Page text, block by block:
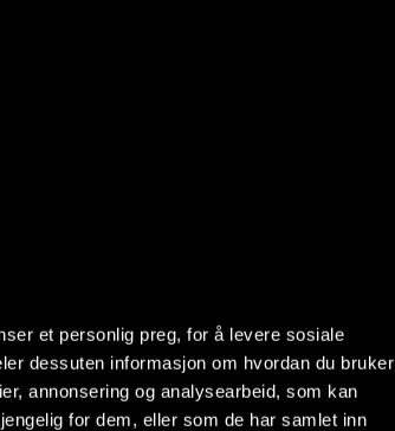
et personlig preg, for å levere sosiale
dessuten informasjon om hvordan du bruker
annonsering og analysearbeid, som kan
for dem, eller som de har samlet inn